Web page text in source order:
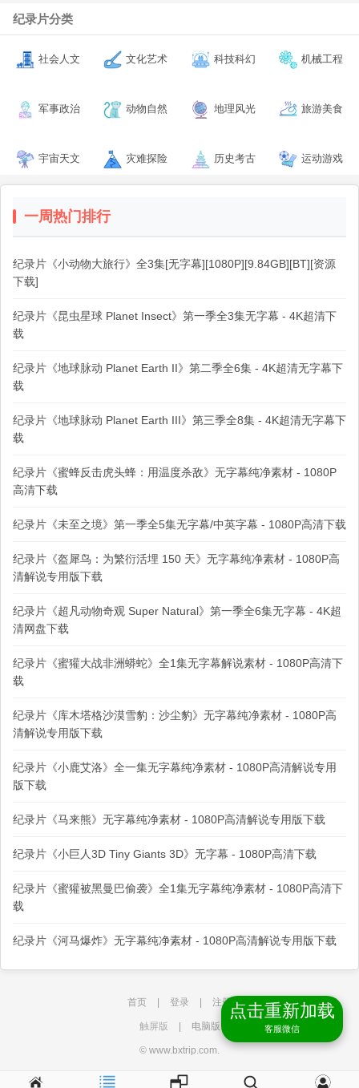
纪录片分类
社会人文 文化艺术 科技科幻 机械工程
军事政治 动物自然 地理风光 旅游美食
宇宙天文 灾难探险 历史考古 运动游戏
一周热门排行
纪录片《小动物大旅行》全3集[无字幕][1080P][9.84GB][BT][资源
下载]
纪录片《昆虫星球 Planet Insect》第一季全3集无字幕 - 4K超清下
载
纪录片《地球脉动 Planet Earth II》第二季全6集 - 4K超清无字幕下
载
纪录片《地球脉动 Planet Earth III》第三季全8集 - 4K超清无字幕下
载
纪录片《蜜蜂反击虎头蜂：用温度杀敌》无字幕纯净素材 - 1080P
高清下载
纪录片《未至之境》第一季全5集无字幕/中英字幕 - 1080P高清下载
纪录片《盔犀鸟：为繁衍活埋 150 天》无字幕纯净素材 - 1080P高
清解说专用版下载
纪录片《超凡动物奇观 Super Natural》第一季全6集无字幕 - 4K超
清网盘下载
纪录片《蜜獾大战非洲蟒蛇》全1集无字幕解说素材 - 1080P高清下
载
纪录片《库木塔格沙漠雪豹：沙尘豹》无字幕纯净素材 - 1080P高
清解说专用版下载
纪录片《小鹿艾洛》全一集无字幕纯净素材 - 1080P高清解说专用
版下载
纪录片《马来熊》无字幕纯净素材 - 1080P高清解说专用版下载
纪录片《小巨人3D Tiny Giants 3D》无字幕 - 1080P高清下载
纪录片《蜜獾被黑曼巴偷袭》全1集无字幕纯净素材 - 1080P高清下
载
纪录片《河马爆炸》无字幕纯净素材 - 1080P高清解说专用版下载
点击重新加载
客服微信
首页 登录 注册
触屏版 电脑版
© www.bxtrip.com.